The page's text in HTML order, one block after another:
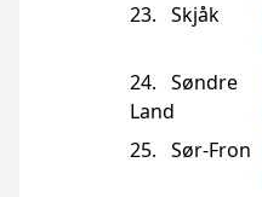
23. Skjåk
24. Søndre
Land
25. Sør-Fron